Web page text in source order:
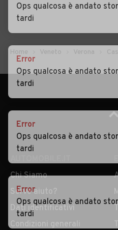
Home Veneto Verona
Chi Siamo
Serve aiuto?
Dati identificativi
Condizioni generali
Ops qualcosa è andato
tardi
Error
Ops qualcosa è andato
tardi
Error
Ops qualcosa è andato
tardi
Error
Ops qualcosa è andato
tardi